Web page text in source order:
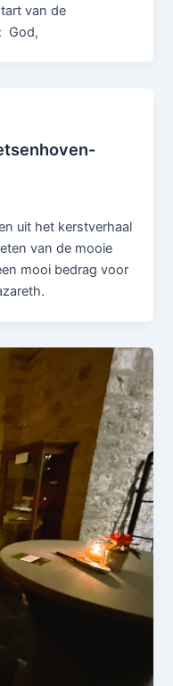
van de
God,
uit het kerstverhaal
van de mooie
mooi bedrag voor